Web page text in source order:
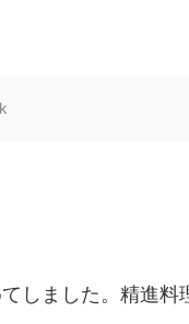
しました。精進料